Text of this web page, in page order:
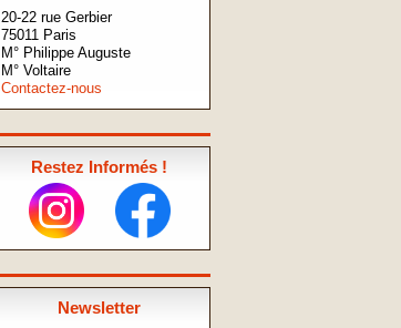
20-22 rue Gerbier
75011 Paris
M° Philippe Auguste
M° Voltaire
Contactez-nous
Restez Informés !
Newsletter